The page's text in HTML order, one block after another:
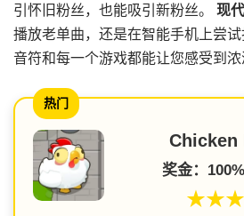
引怀旧粉丝，也能吸引新粉丝。 现
播放老单曲，还是在智能手机上尝
音符和每一个游戏都能让您感受到浓
热门
Chicken
奖金：